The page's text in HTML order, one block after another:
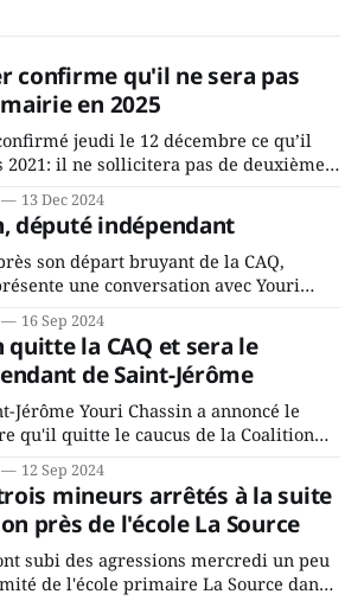
confirme qu'il ne sera pas
en 2025
jeudi le 12 décembre ce qu’il
2021: il ne sollicitera pas de deuxième
aux employés de la ville,
pour leur traditionnel souper
13 Dec 2024
député indépendant
son départ bruyant de la CAQ,
une conversation avec Youri
Sera-t-il candidat indépendant dans 2
autre parti, par exemple les
Duhaime? Que lui
16 Sep 2024
quitte la CAQ et sera le
de Saint-Jérôme
Jérôme Youri Chassin a annoncé le
qu'il quitte le caucus de la Coalition
CAQ, surtout de son incapacité, qu'il
offrir des
12 Sep 2024
mineurs arrêtés à la suite
près de l'école La Source
subi des agressions mercredi un peu
de l'école primaire La Source dans